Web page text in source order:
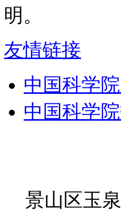
明。
友情链接
中国科学
中国科学
景山区玉